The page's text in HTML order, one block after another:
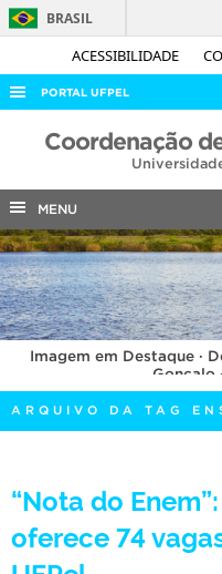
ACESSIBILIDADE
BRASIL
PORTAL UFPEL
ACESSO À INFORMAÇÃO
COBALTO
CONCURSOS
EDITAIS
INTERNACIONAL
OUVIDORIA
PORTARIAS
TELEFONES
Coordenação
MENU
Imagem em Destaque ·
Gonçalo
ARQUIVO DA TAG
“Nota do
oferece 74